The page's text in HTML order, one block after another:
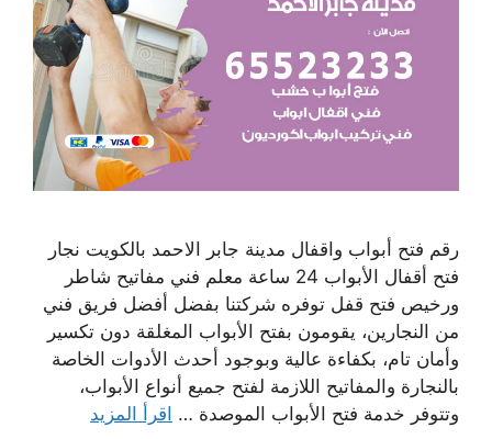
رقم فتح أبواب واقفال مدينة جابر الاحمد بالكويت نجار
فتح أقفال الأبواب 24 ساعة معلم فني مفاتيح شاطر
ورخيص فتح قفل توفره شركتنا بفضل أفضل فريق فني
من النجارين، يقومون بفتح الأبواب المغلقة دون تكسير
وأمان تام، بكفاءة عالية وبوجود أحدث الأدوات الخاصة
بالنجارة والمفاتيح اللازمة لفتح جميع أنواع الأبواب،
وتتوفر خدمة فتح الأبواب الموصدة … اقرأ المزيد